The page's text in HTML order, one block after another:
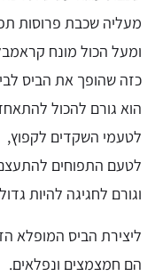
מעליה שכבת פרוסות
ומעל הכול מונח
כזה שהופך את הביס
הוא גורם להכול
לטעמי השקדים לקפוץ,
לטעם התפוחים
וגורם לחגיגה להיות
ליצירת הביס המופלא
הם חמצמצים ונפלאים.